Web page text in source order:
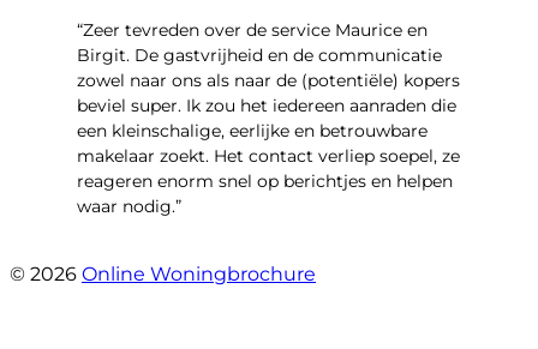
“Zeer tevreden over de service Maurice en
Birgit. De gastvrijheid en de communicatie
zowel naar ons als naar de (potentiële) kopers
beviel super. Ik zou het iedereen aanraden die
een kleinschalige, eerlijke en betrouwbare
makelaar zoekt. Het contact verliep soepel, ze
reageren enorm snel op berichtjes en helpen
waar nodig.”
© 2026 Online Woningbrochure